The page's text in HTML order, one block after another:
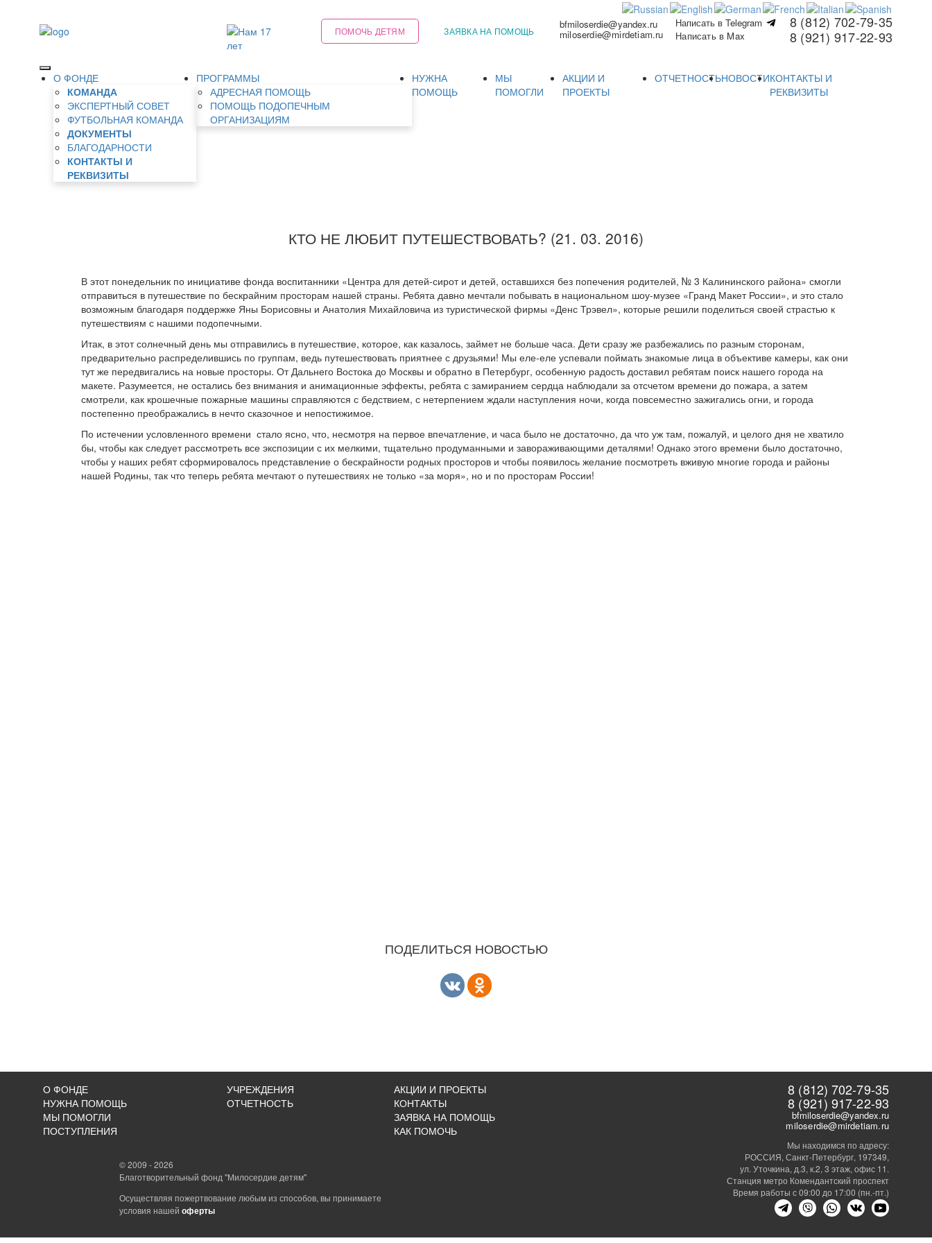
ПОМОЧЬ ДЕТЯМ ЗАЯВКА НА ПОМОЩЬ bfmiloserdie@yandex.ru
miloserdie@mirdetiam.ru
Написать в Telegram
Написать в Max
8 (812) 702-79-35
8 (921) 917-22-93
О ФОНДЕ
КОМАНДА
ЭКСПЕРТНЫЙ СОВЕТ
ФУТБОЛЬНАЯ КОМАНДА
ДОКУМЕНТЫ
БЛАГОДАРНОСТИ
КОНТАКТЫ И
РЕКВИЗИТЫ
ПРОГРАММЫ
АДРЕСНАЯ ПОМОЩЬ
ПОМОЩЬ ПОДОПЕЧНЫМ
ОРГАНИЗАЦИЯМ
НУЖНА
ПОМОЩЬ
МЫ
ПОМОГЛИ
АКЦИИ И
ПРОЕКТЫ
ОТЧЕТНОСТЬНОВОСТИКОНТАКТЫ И
РЕКВИЗИТЫ
КТО НЕ ЛЮБИТ ПУТЕШЕСТВОВАТЬ? (21. 03. 2016)
В этот понедельник по инициативе фонда воспитанники «Центра для детей-сирот и детей, оставшихся без попечения родителей, № 3 Калининского района» смогли
отправиться в путешествие по бескрайним просторам нашей страны. Ребята давно мечтали побывать в национальном шоу-музее «Гранд Макет России», и это стало
возможным благодаря поддержке Яны Борисовны и Анатолия Михайловича из туристической фирмы «Денс Трэвел», которые решили поделиться своей страстью к
путешествиям с нашими подопечными.
Итак, в этот солнечный день мы отправились в путешествие, которое, как казалось, займет не больше часа. Дети сразу же разбежались по разным сторонам,
предварительно распределившись по группам, ведь путешествовать приятнее с друзьями! Мы еле-еле успевали поймать знакомые лица в объективе камеры, как они
тут же передвигались на новые просторы. От Дальнего Востока до Москвы и обратно в Петербург, особенную радость доставил ребятам поиск нашего города на
макете. Разумеется, не остались без внимания и анимационные эффекты, ребята с замиранием сердца наблюдали за отсчетом времени до пожара, а затем
смотрели, как крошечные пожарные машины справляются с бедствием, с нетерпением ждали наступления ночи, когда повсеместно зажигались огни, и города
постепенно преображались в нечто сказочное и непостижимое.
По истечении условленного времени стало ясно, что, несмотря на первое впечатление, и часа было не достаточно, да что уж там, пожалуй, и целого дня не хватило
бы, чтобы как следует рассмотреть все экспозиции с их мелкими, тщательно продуманными и завораживающими деталями! Однако этого времени было достаточно,
чтобы у наших ребят сформировалось представление о бескрайности родных просторов и чтобы появилось желание посмотреть вживую многие города и районы
нашей Родины, так что теперь ребята мечтают о путешествиях не только «за моря», но и по просторам России!
ПОДЕЛИТЬСЯ НОВОСТЬЮ
О ФОНДЕ
НУЖНА ПОМОЩЬ
МЫ ПОМОГЛИ
ПОСТУПЛЕНИЯ
УЧРЕЖДЕНИЯ
ОТЧЕТНОСТЬ
АКЦИИ И ПРОЕКТЫ
КОНТАКТЫ
ЗАЯВКА НА ПОМОЩЬ
КАК ПОМОЧЬ
© 2009 - 2026
Благотворительный фонд "Милосердие детям"
Осуществляя пожертвование любым из способов, вы принимаете
условия нашей оферты
8 (812) 702-79-35
8 (921) 917-22-93
bfmiloserdie@yandex.ru
miloserdie@mirdetiam.ru
Мы находимся по адресу:
РОССИЯ, Санкт-Петербург, 197349,
ул. Уточкина, д.3, к.2, 3 этаж, офис 11.
Станция метро Комендантский проспект
Время работы с 09:00 до 17:00 (пн.-пт.)